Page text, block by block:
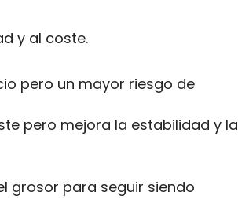
y al coste.
pero un mayor riesgo de
pero mejora la estabilidad y la
grosor para seguir siendo